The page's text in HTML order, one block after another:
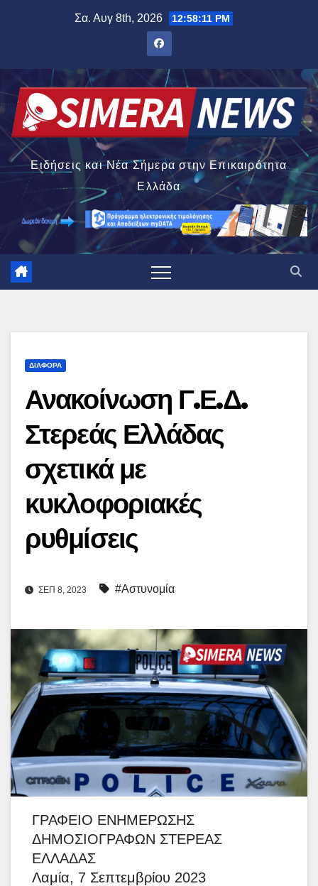
Σα. Αυγ 8th, 2026 12:58:12 PM
Ειδήσεις και Νέα Σήμερα στην Επικαιρότητα
Ελλάδα
ΔΙΆΦΟΡΑ
Ανακοίνωση Γ.Ε.Δ.
Στερεάς Ελλάδας
σχετικά με
κυκλοφοριακές
ρυθμίσεις
ΣΕΠ 8, 2023 #Αστυνομία
ΓΡΑΦΕΙΟ ΕΝΗΜΕΡΩΣΗΣ
ΔΗΜΟΣΙΟΓΡΑΦΩΝ ΣΤΕΡΕΑΣ
ΕΛΛΑΔΑΣ
Λαμία, 7 Σεπτεμβρίου 2023